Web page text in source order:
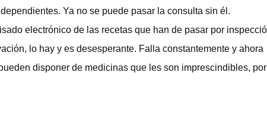
Ya no se puede pasar la consulta sin él.
electrónico de las recetas que han de pasar por
lo hay y es desesperante. Falla constantemente y ahora
disponer de medicinas que les son imprescindibles,